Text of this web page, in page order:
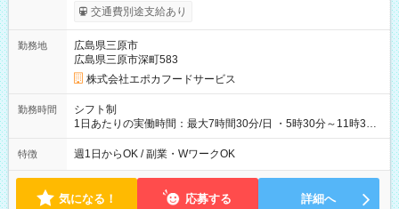
の条件に変更はありません。 早朝手当有 【試用期間】試用期間
あり 試用期間の長さ：3ヶ月 雇用形態、給与は本採用時と同じ
交通費別途支給あり
勤務地
広島県三原市
広島県三原市深町583
株式会社エポカフードサービス
勤務時間
シフト制
1日あたりの実働時間：最大7時間30分/日 ・5時30分～11時30
分 （休憩１５分） ・5時30分～14時00分 （休憩６０分）
特徴 週1日からOK / 副業・WワークOK
気になる！ 応募する 詳細へ